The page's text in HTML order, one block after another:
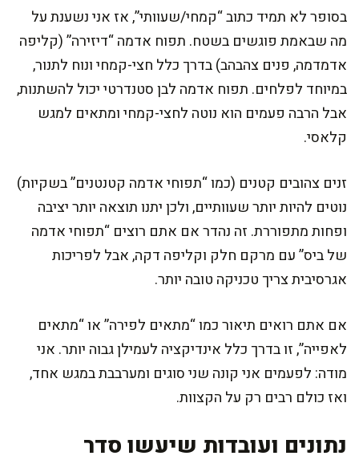
בסופר לא תמיד כתוב “קמחי/שעוותי”, אז אני נשענת על
מה שבאמת פוגשים בשטח. תפוח אדמה “דיזירה” (קליפה
אדמדמה, פנים צהבהב) בדרך כלל חצי-קמחי ונוח לתנור,
במיוחד לפלחים. תפוח אדמה לבן סטנדרטי יכול להשתנות,
אבל הרבה פעמים הוא נוטה לחצי-קמחי ומתאים למגש
קלאסי.
זנים צהובים קטנים (כמו “תפוחי אדמה קטנטנים” בשקיות)
נוטים להיות יותר שעוותיים, ולכן יתנו תוצאה יותר יציבה
ופחות מתפוררת. זה נהדר אם אתם רוצים “תפוחי אדמה
של ביס” עם מרקם חלק וקליפה דקה, אבל לפריכות
אגרסיבית צריך טכניקה טובה יותר.
אם אתם רואים תיאור כמו “מתאים לפירה” או “מתאים
לאפייה”, זו בדרך כלל אינדיקציה לעמילן גבוה יותר. אני
מודה: לפעמים אני קונה שני סוגים ומערבבת במגש אחד,
ואז כולם רבים רק על הקצוות.
נתונים ועובדות שיעשו סדר